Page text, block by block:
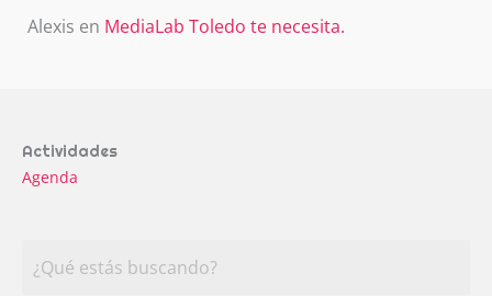
Alexis en MediaLab Toledo te necesita.
Actividades
Agenda